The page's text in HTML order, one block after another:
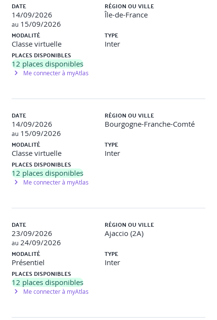
blockchain (au travers de cas d’usages rencontrés au
cours de nos missions)
o Choix de l’utilisation d’une blockchain
o Étapes d’un projet blockchain
Blockchain et loi française
o Cadre réglementaire européen
Réussir sa veille dans l’écosystème
DATE
14/09/2026
au 15/09/2026
RÉGION OU VILLE
Île-de-France
MODALITÉ
Classe virtuelle
TYPE
Inter
PLACES DISPONIBLES
12 places disponibles
Me connecter à myAtlas
DATE
14/09/2026
au 15/09/2026
RÉGION OU VILLE
Bourgogne-Franche-Comté
MODALITÉ
Classe virtuelle
TYPE
Inter
PLACES DISPONIBLES
12 places disponibles
Me connecter à myAtlas
DATE
23/09/2026
au 24/09/2026
RÉGION OU VILLE
Ajaccio (2A)
MODALITÉ
Présentiel
TYPE
Inter
PLACES DISPONIBLES
12 places disponibles
Me connecter à myAtlas